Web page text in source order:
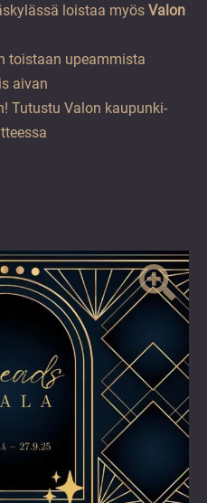
loistaa myös Valon
toistaan upeammista
aivan
Tutustu Valon kaupunki-